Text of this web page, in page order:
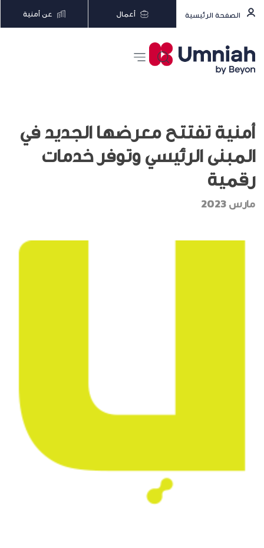
الصفحة الرئيسية أعمال عن أمنية
أمنية تفتتح معرضها الجديد في
المبنى الرئيسي وتوفر خدمات
رقمية
مارس 2023